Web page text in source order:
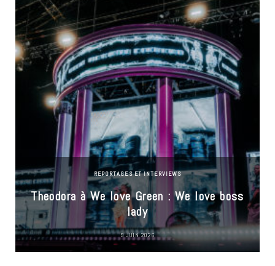
REPORTAGES ET INTERVIEWS
Theodora à We love Green : We love boss
lady
9 JUIN 2026